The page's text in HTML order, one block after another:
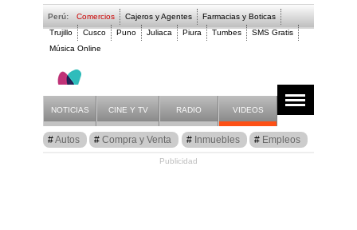
Perú: Comercios Cajeros y Agentes
Farmacias y Boticas
Trujillo
Cusco Puno Juliaca Piura Tumbes
SMS Gratis
Música Online
Musica, Discos,
Anuncios
Listado
NOTICIAS CINE Y TV RADIO VIDEOS
Autos Compra y Venta Inmuebles Empleos
Publicidad